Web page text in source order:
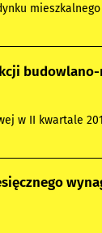
mieszkalnego
w II kwartale